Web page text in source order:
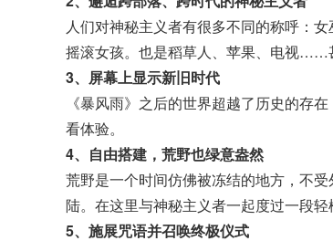
人们对神秘主义者有很多不同的称呼：
摇滚女孩。也是稻草人、苹果、电视……
3、屏幕上显示新旧时代
《暴风雨》之后的世界超越了历史的存
看体验。
4、自由搭建，荒野也绿意盎然
荒野是一个时间仿佛被冻结的地方，不
陆。在这里与神秘主义者一起度过一段轻
5、施展咒语并召唤终极仪式